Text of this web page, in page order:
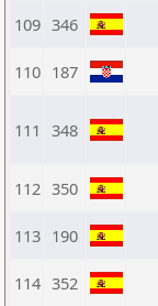
109 346
110 187
111 348
112 350
113 190
114 352